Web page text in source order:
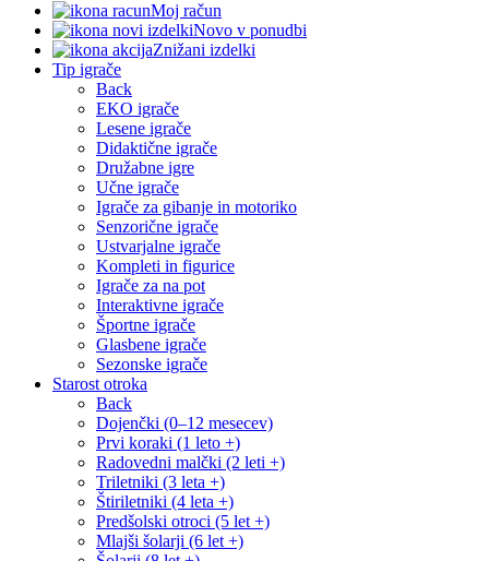
Moj račun
Novo v ponudbi
Znižani izdelki
Tip igrače
Back
EKO igrače
Lesene igrače
Didaktične igrače
Družabne igre
Učne igrače
Igrače za gibanje in motoriko
Senzorične igrače
Ustvarjalne igrače
Kompleti in figurice
Igrače za na pot
Interaktivne igrače
Športne igrače
Glasbene igrače
Sezonske igrače
Starost otroka
Back
Dojenčki (0–12 mesecev)
Prvi koraki (1 leto +)
Radovedni malčki (2 leti +)
Triletniki (3 leta +)
Štiriletniki (4 leta +)
Predšolski otroci (5 let +)
Mlajši šolarji (6 let +)